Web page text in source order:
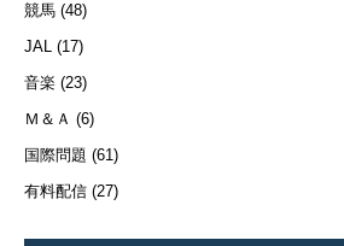
競馬 (48)
JAL (17)
音楽 (23)
Ｍ＆Ａ (6)
国際問題 (61)
有料配信 (27)